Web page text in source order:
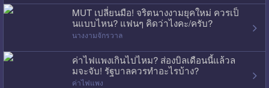
MUT เปลี่ยนมือ! จริตนางงามยุคใหม่ ควรเป็
นแบบไหน? แฟนๆ คิดว่าไงคะ/ครับ?
นางงามจักรวาล
ค่าไฟแพงเกินไปไหม? ส่องบิลเดือนนี้แล้วล
มจะจับ! รัฐบาลควรทำอะไรบ้าง?
ค่าไฟแพง